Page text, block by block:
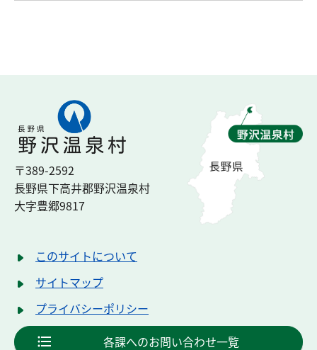
〒389-2592
長野県下高井郡野沢温泉村
大字豊郷9817
このサイトについて
サイトマップ
プライバシーポリシー
各課へのお問い合わせ一覧